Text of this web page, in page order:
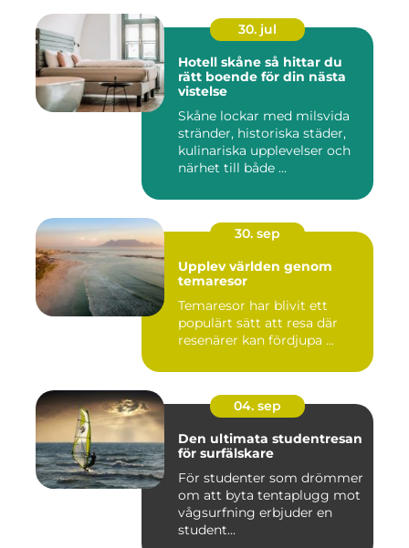
30. jul
Hotell skåne så hittar du
rätt boende för din nästa
vistelse
Skåne lockar med milsvida
stränder, historiska städer,
kulinariska upplevelser och
närhet till både ...
30. sep
Upplev världen genom
temaresor
Temaresor har blivit ett
populärt sätt att resa där
resenärer kan fördjupa ...
04. sep
Den ultimata studentresan
för surfälskare
För studenter som drömmer
om att byta tentaplugg mot
vågsurfning erbjuder en
student...